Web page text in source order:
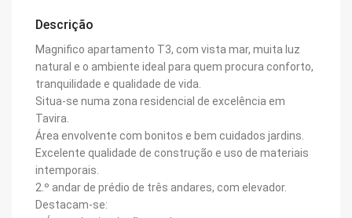
Descrição
Magnifico apartamento T3, com vista mar, muita luz
natural e o ambiente ideal para quem procura conforto,
tranquilidade e qualidade de vida.
Situa-se numa zona residencial de excelência em
Tavira.
Área envolvente com bonitos e bem cuidados jardins.
Excelente qualidade de construção e uso de materiais
intemporais.
2.º andar de prédio de três andares, com elevador.
Destacam-se: